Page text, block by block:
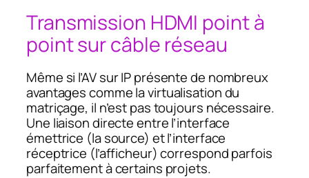
Transmission HDMI point à
point sur câble réseau
Même si l’AV sur IP présente de nombreux
avantages comme la virtualisation du
matriçage, il n’est pas toujours nécessaire.
Une liaison directe entre l’interface
émettrice (la source) et l’interface
réceptrice (l’afficheur) correspond parfois
parfaitement à certains projets.